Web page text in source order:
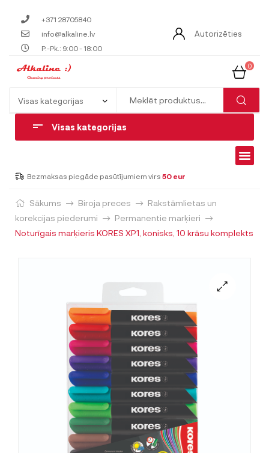
+371 28705840
info@alkaline.lv
P.-Pk.: 9:00 - 18:00
Autorizēties
0
Visas kategorijas
Bezmaksas piegāde pasūtījumiem virs 50 eur
Sākums Biroja preces
Rakstāmlietas un
korekcijas piederumi
Permanentie marķieri
Noturīgais marķieris KORES XP1, konisks, 10 krāsu komplekts